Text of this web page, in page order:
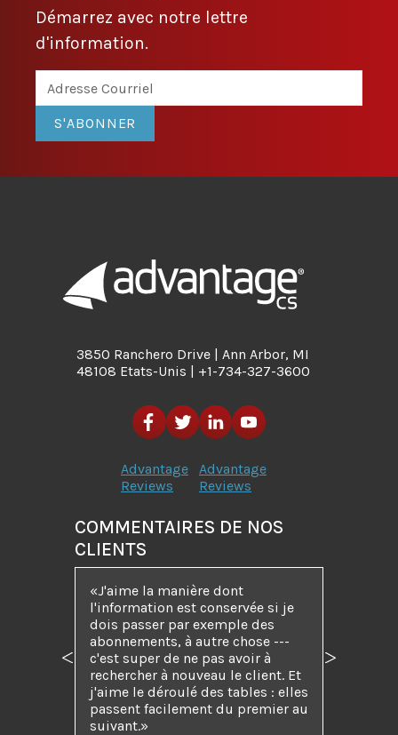
Démarrez avec notre lettre
d'information.
S'ABONNER
3850 Ranchero Drive | Ann Arbor, MI
48108 Etats-Unis | +1-734-327-3600
Advantage
Reviews
Advantage
Reviews
COMMENTAIRES DE NOS
CLIENTS
J'aime la manière dont
l'information est conservée si je
dois passer par exemple des
abonnements, à autre chose ---
c'est super de ne pas avoir à
rechercher à nouveau le client. Et
j'aime le déroulé des tables : elles
passent facilement du premier au
suivant.
Précédent Suivant